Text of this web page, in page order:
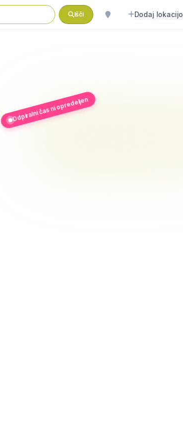
Išči Dodaj lokacijo
Odpiralni čas ni opredeljen